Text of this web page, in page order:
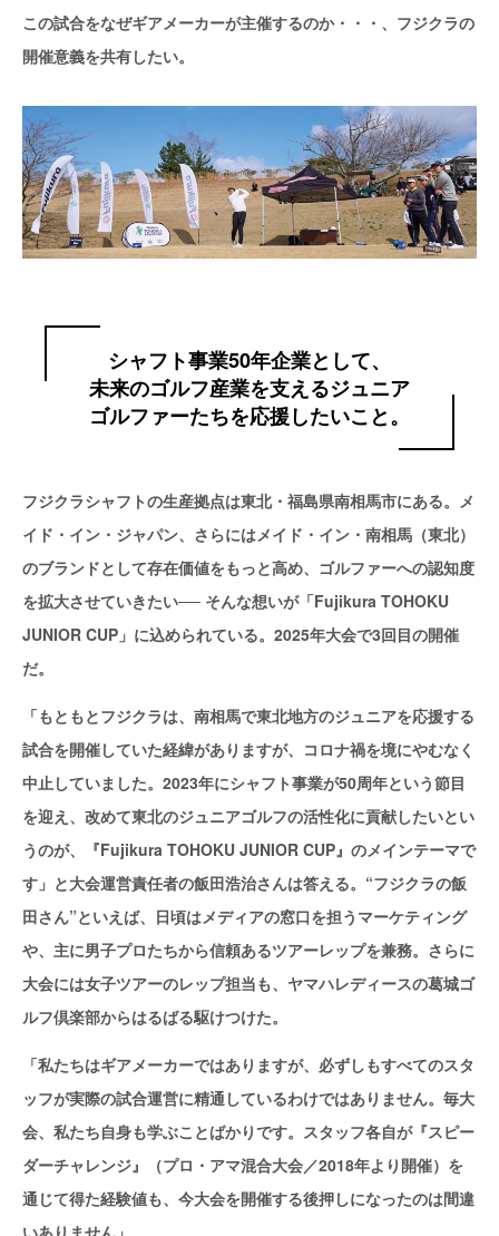
この試合をなぜギアメーカーが主催するのか・・・、フジクラの
開催意義を共有したい。
シャフト事業50年企業として、
未来のゴルフ産業を支えるジュニア
ゴルファーたちを応援したいこと。
フジクラシャフトの生産拠点は東北・福島県南相馬市にある。メ
イド・イン・ジャパン、さらにはメイド・イン・南相馬（東北）
のブランドとして存在価値をもっと高め、ゴルファーへの認知度
を拡大させていきたい── そんな想いが「Fujikura TOHOKU
JUNIOR CUP」に込められている。2025年大会で3回目の開催
だ。
「もともとフジクラは、南相馬で東北地方のジュニアを応援する
試合を開催していた経緯がありますが、コロナ禍を境にやむなく
中止していました。2023年にシャフト事業が50周年という節目
を迎え、改めて東北のジュニアゴルフの活性化に貢献したいとい
うのが、『Fujikura TOHOKU JUNIOR CUP』のメインテーマで
す」と大会運営責任者の飯田浩治さんは答える。“フジクラの飯
田さん”といえば、日頃はメディアの窓口を担うマーケティング
や、主に男子プロたちから信頼あるツアーレップを兼務。さらに
大会には女子ツアーのレップ担当も、ヤマハレディースの葛城ゴ
ルフ倶楽部からはるばる駆けつけた。
「私たちはギアメーカーではありますが、必ずしもすべてのスタ
ッフが実際の試合運営に精通しているわけではありません。毎大
会、私たち自身も学ぶことばかりです。スタッフ各自が『スピー
ダーチャレンジ』（プロ・アマ混合大会／2018年より開催）を
通じて得た経験値も、今大会を開催する後押しになったのは間違
いありません」。